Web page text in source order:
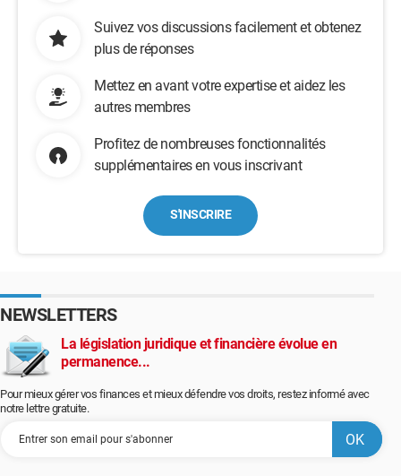
Suivez vos discussions facilement et obtenez
plus de réponses
Mettez en avant votre expertise et aidez les
autres membres
Profitez de nombreuses fonctionnalités
supplémentaires en vous inscrivant
S'INSCRIRE
NEWSLETTERS
La législation juridique et financière évolue en
permanence...
Pour mieux gérer vos finances et mieux défendre vos droits, restez informé avec
notre lettre gratuite.